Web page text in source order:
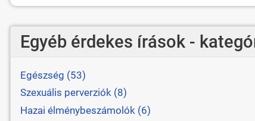
Egyéb érdekes írások -
Egészség (53)
Szexuális perverziók (8)
Hazai élménybeszámolók (6)